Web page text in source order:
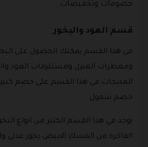
خصومات وتخفيضات.
قسم العود والبخور
في هذا القسم يمكنك الحصول على
ومعطرات المنزل ومستلزمات العود
المنتجات في هذا القسم على خصم
خصم شمول .
يوجد في هذا القسم الكثير من انواع
الفاخرة من المسك الابيض بخور عدني